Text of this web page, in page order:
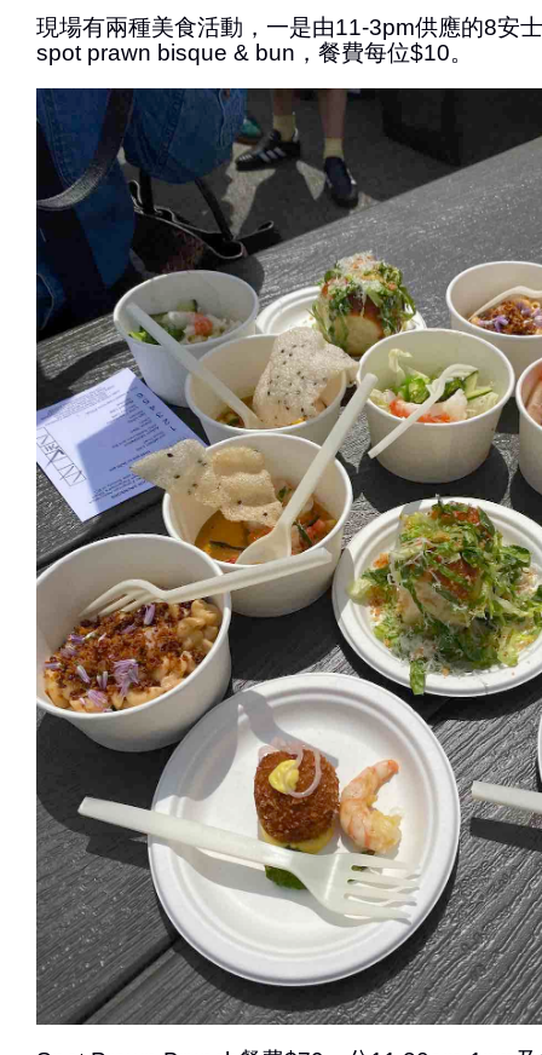
現場有兩種美食活動，一是由11-3pm供應的8安
spot prawn bisque & bun，餐費每位$10。